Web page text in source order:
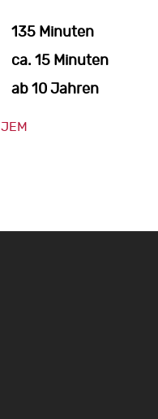
135 Minuten
ca. 15 Minuten
ab 10 Jahren
JEM